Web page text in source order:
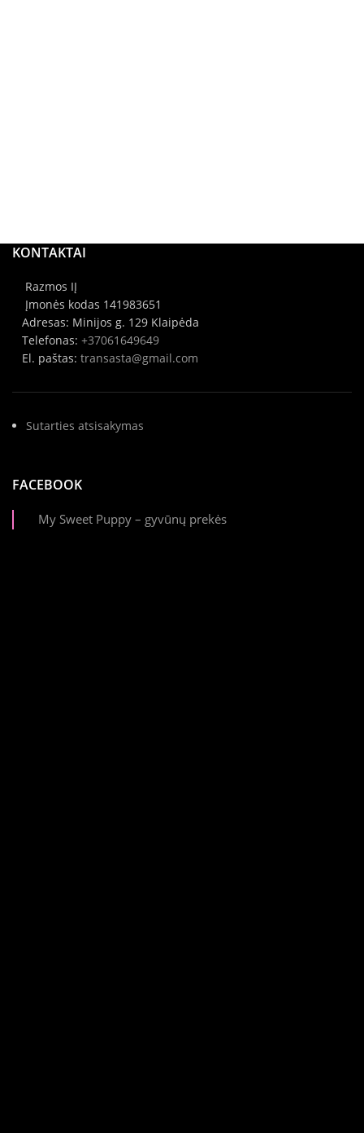
KONTAKTAI
Razmos IĮ
Įmonės kodas 141983651
Adresas: Minijos g. 129 Klaipėda
Telefonas: +37061649649
El. paštas: transasta@gmail.com
Sutarties atsisakymas
FACEBOOK
My Sweet Puppy – gyvūnų prekės